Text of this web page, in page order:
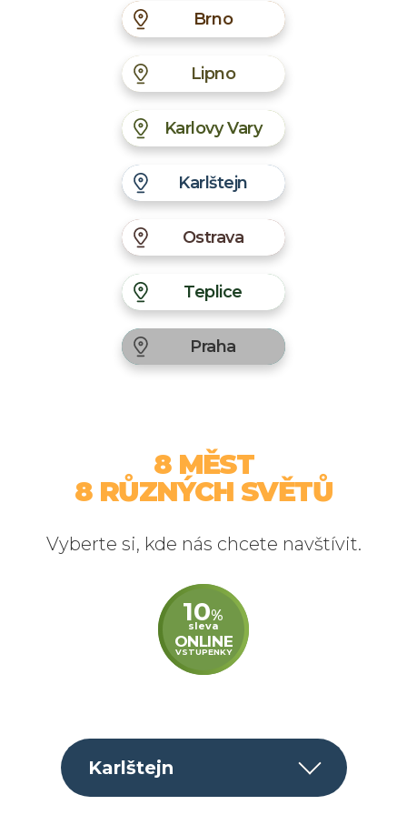
Brno
Lipno
lanovkou.
Karlovy Vary
Karlštejn
Ostrava
Teplice
Praha
8 MĚST
8 RŮZNÝCH SVĚTŮ
Vyberte si, kde nás chcete navštívit.
10%
sleva
ONLINE
VSTUPENKY
Karlštejn